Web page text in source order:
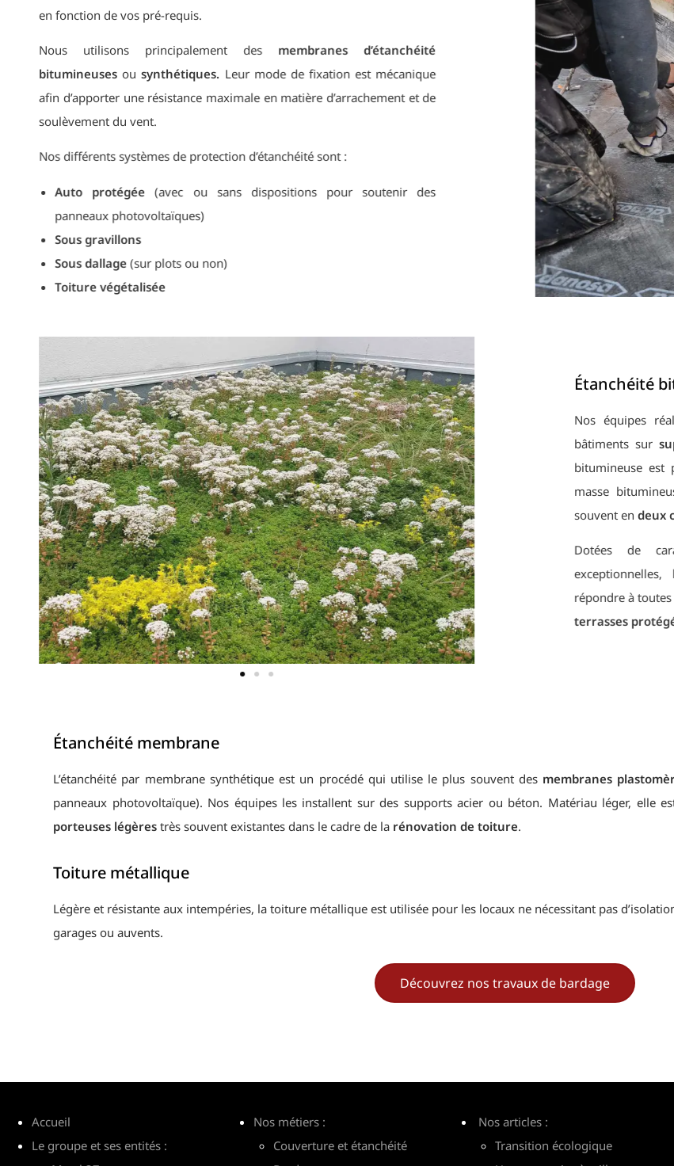
en fonction de vos pré-requis.
Nous utilisons principalement desmembranes d’étanchéité
bitumineuses ousynthétiques.Leur mode de fixation est mécanique
afin d’apporter une résistance maximale en matière d’arrachement et de
soulèvement du vent.
Nos différents systèmes de protection d’étanchéité sont :
Auto protégée(avec ou sans dispositions pour soutenir des
panneaux photovoltaïques)
Sous gravillons
Sous dallage(sur plots ou non)
Toiture végétalisée
Étanchéité
Nos équipes
bâtiments sur
bitumineuse est
masse
souvent endeux
Dotées de
exceptionnelles,
répondre à toutes
terrasses protégées
Étanchéité membrane
L’étanchéité par membrane synthétique est un procédé qui utilise le plus souvent des membranes
panneaux photovoltaïque). Nos équipes les installent sur des supports acier ou béton. Matériau léger,
porteuses légères très souvent existantes dans le cadre de la rénovation de toiture.
Toiture métallique
Légère et résistante aux intempéries, la toiture métallique est utilisée pour les locaux ne nécessitant pas
garages ou auvents.
Découvrez nos travaux de bardage
Accueil
Le groupe et ses entités :
Nos métiers :
Couverture et étanchéité
Nos articles :
Transition écologique